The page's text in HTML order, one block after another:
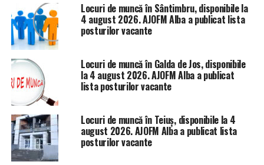
Locuri de muncă în Sântimbru, disponibile la
4 august 2026. AJOFM Alba a publicat lista
posturilor vacante
Locuri de muncă în Galda de Jos, disponibile
la 4 august 2026. AJOFM Alba a publicat
lista posturilor vacante
Locuri de muncă în Teiuș, disponibile la 4
august 2026. AJOFM Alba a publicat lista
posturilor vacante